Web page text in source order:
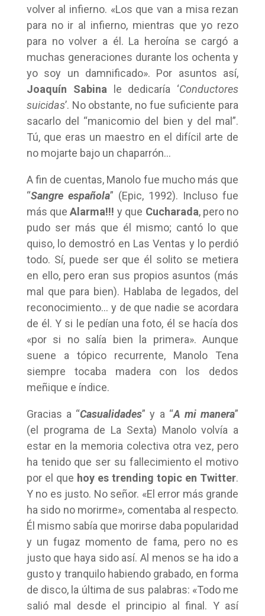
volver al infierno. «Los que van a misa rezan
para no ir al infierno, mientras que yo rezo
para no volver a él. La heroína se cargó a
muchas generaciones durante los ochenta y
yo soy un damnificado». Por asuntos así,
Joaquín Sabina le dedicaría ‘Conductores
suicidas’. No obstante, no fue suficiente para
sacarlo del “manicomio del bien y del mal”.
Tú, que eras un maestro en el difícil arte de
no mojarte bajo un chaparrón…
A fin de cuentas, Manolo fue mucho más que
“Sangre española” (Epic, 1992). Incluso fue
más queAlarma!!! y que Cucharada, pero no
pudo ser más que él mismo; cantó lo que
quiso, lo demostró en Las Ventas y lo perdió
todo. Sí, puede ser que él solito se metiera
en ello, pero eran sus propios asuntos (más
mal que para bien). Hablaba de legados, del
reconocimiento… y de que nadie se acordara
de él. Y si le pedían una foto, él se hacía dos
«por si no salía bien la primera». Aunque
suene a tópico recurrente, Manolo Tena
siempre tocaba madera con los dedos
meñique e índice.
Gracias a “Casualidades” y a “A mi manera”
(el programa de La Sexta) Manolo volvía a
estar en la memoria colectiva otra vez, pero
ha tenido que ser su fallecimiento el motivo
por el que hoy es trending topic en Twitter.
Y no es justo. No señor. «El error más grande
ha sido no morirme», comentaba al respecto.
Él mismo sabía que morirse daba popularidad
y un fugaz momento de fama, pero no es
justo que haya sido así. Al menos se ha ido a
gusto y tranquilo habiendo grabado, en forma
de disco, la última de sus palabras: «Todo me
salió mal desde el principio al final. Y así